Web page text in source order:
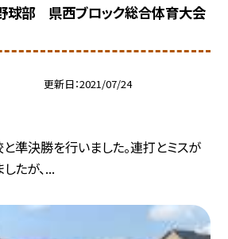
球部 県西ブロック総合体育大会
更新日 2021/07/24
準決勝を行いました。連打とミスが
たが、...